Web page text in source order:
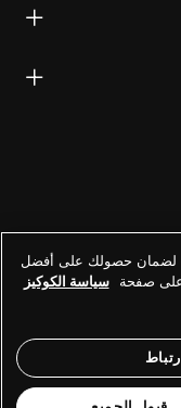
لضمان حصولك على أفضل
على صفحة سياسة الكوكيز